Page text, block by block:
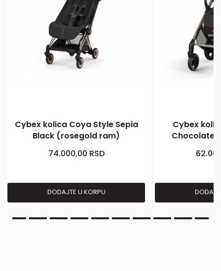
Cybex kolica Coya Style Sepia
Black (rosegold ram)
74.000,00 RSD
DODAJTE U KORPU
Cybex
Chocolate